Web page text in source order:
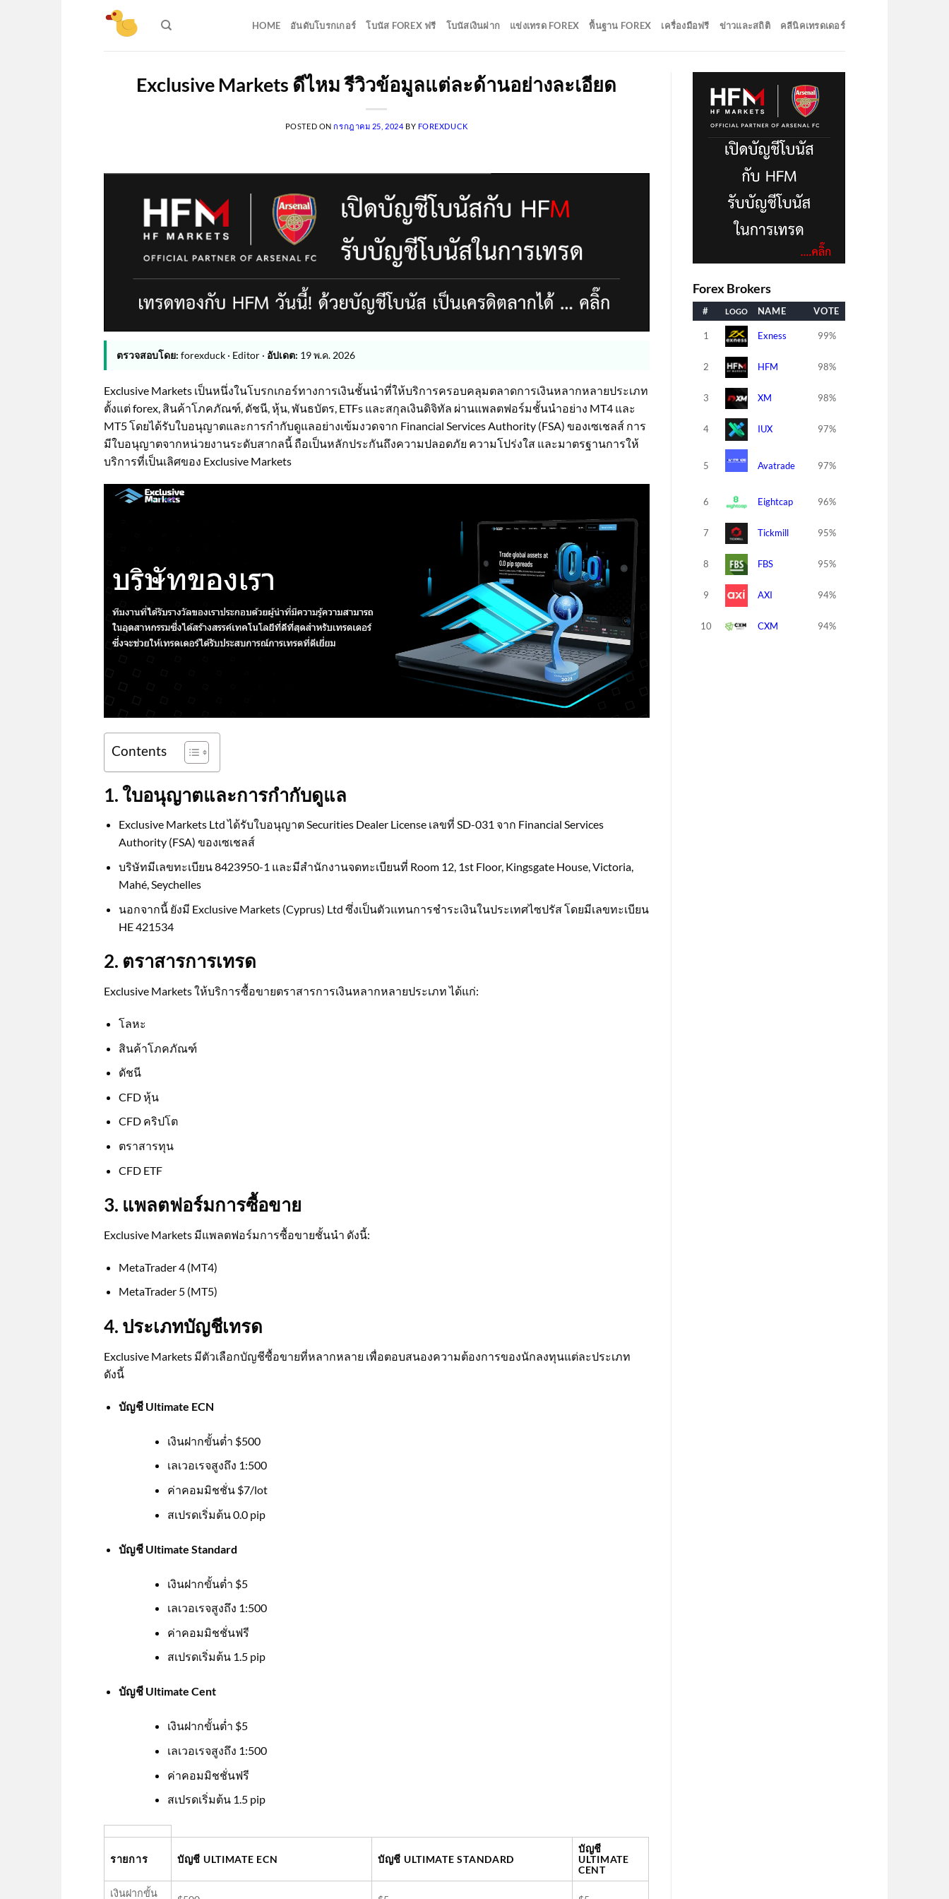
HOME อันดับโบรกเกอร์ โบนัส FOREX ฟรี โบนัสเงินฝาก แข่งเทรด FOREX พื้นฐาน FOREX เครื่องมือฟรี ข่าวและสถิติ คลีนิคเทรดเดอร์
Exclusive Markets ดีไหม รีวิวข้อมูลแต่ละด้านอย่างละเอียด
POSTED ON กรกฎาคม 25, 2024 BY FOREXDUCK
ตรวจสอบโดย: forexduck · Editor · อัปเดต: 19 พ.ค. 2026
Exclusive Markets เป็นหนึ่งในโบรกเกอร์ทางการเงินชั้นนำที่ให้บริการครอบคลุมตลาดการเงินหลากหลายประเภท
ตั้งแต่ forex, สินค้าโภคภัณฑ์, ดัชนี, หุ้น, พันธบัตร, ETFs และสกุลเงินดิจิทัล ผ่านแพลตฟอร์มชั้นนำอย่าง MT4 และ
MT5 โดยได้รับใบอนุญาตและการกำกับดูแลอย่างเข้มงวดจาก Financial Services Authority (FSA) ของเซเชลส์ การ
มีใบอนุญาตจากหน่วยงานระดับสากลนี้ ถือเป็นหลักประกันถึงความปลอดภัย ความโปร่งใส และมาตรฐานการให้
บริการที่เป็นเลิศของ Exclusive Markets
Contents
1. ใบอนุญาตและการกำกับดูแล
Exclusive Markets Ltd ได้รับใบอนุญาต Securities Dealer License เลขที่ SD-031 จาก Financial Services
Authority (FSA) ของเซเชลส์
บริษัทมีเลขทะเบียน 8423950-1 และมีสำนักงานจดทะเบียนที่ Room 12, 1st Floor, Kingsgate House, Victoria,
Mahé, Seychelles
นอกจากนี้ ยังมี Exclusive Markets (Cyprus) Ltd ซึ่งเป็นตัวแทนการชำระเงินในประเทศไซปรัส โดยมีเลขทะเบียน
HE 421534
2. ตราสารการเทรด
Exclusive Markets ให้บริการซื้อขายตราสารการเงินหลากหลายประเภท ได้แก่:
โลหะ
สินค้าโภคภัณฑ์
ดัชนี
CFD หุ้น
CFD คริปโต
ตราสารทุน
CFD ETF
3. แพลตฟอร์มการซื้อขาย
Exclusive Markets มีแพลตฟอร์มการซื้อขายชั้นนำ ดังนี้:
MetaTrader 4 (MT4)
MetaTrader 5 (MT5)
4. ประเภทบัญชีเทรด
Exclusive Markets มีตัวเลือกบัญชีซื้อขายที่หลากหลาย เพื่อตอบสนองความต้องการของนักลงทุนแต่ละประเภท
ดังนี้
บัญชี Ultimate ECN
เงินฝากขั้นต่ำ $500
เลเวอเรจสูงถึง 1:500
ค่าคอมมิชชั่น $7/lot
สเปรดเริ่มต้น 0.0 pip
บัญชี Ultimate Standard
เงินฝากขั้นต่ำ $5
เลเวอเรจสูงถึง 1:500
ค่าคอมมิชชั่นฟรี
สเปรดเริ่มต้น 1.5 pip
บัญชี Ultimate Cent
เงินฝากขั้นต่ำ $5
เลเวอเรจสูงถึง 1:500
ค่าคอมมิชชั่นฟรี
สเปรดเริ่มต้น 1.5 pip
รายการ บัญชี ULTIMATE ECN บัญชี ULTIMATE STANDARD
บัญชี
ULTIMATE
CENT
เงินฝากขั้น
Forex Brokers
# NAME VOTE
1 Exness 99%
2 HFM 98%
3 XM 98%
4 IUX 97%
5 Avatrade 97%
6 Eightcap 96%
7 Tickmill 95%
8 FBS 95%
9 AXI 94%
10 CXM 94%